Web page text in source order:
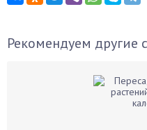
Рекомендуем другие